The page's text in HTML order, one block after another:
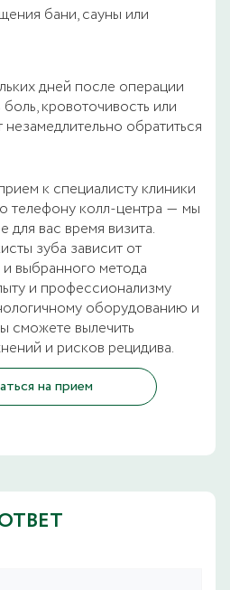
бани, сауны или
дней после операции
кровоточивость или
обратиться
к специалисту клиники
телефону колл-центра ― мы
вас время визита.
зуба зависит от
выбранного метода
и профессионализму
оборудованию и
сможете вылечить
и рисков рецидива.
на прием